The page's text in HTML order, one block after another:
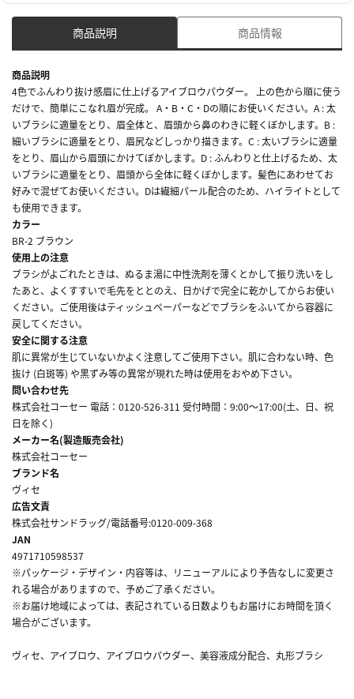
商品説明 商品情報
商品説明
4色でふんわり抜け感眉に仕上げるアイブロウパウダー。 上の色から順に使う
だけで、簡単にこなれ眉が完成。 A・B・C・Dの順にお使いください。A : 太
いブラシに適量をとり、眉全体と、眉頭から鼻のわきに軽くぼかします。B :
細いブラシに適量をとり、眉尻などしっかり描きます。C : 太いブラシに適量
をとり、眉山から眉頭にかけてぼかします。D : ふんわりと仕上げるため、太
いブラシに適量をとり、眉頭から全体に軽くぼかします。髪色にあわせてお
好みで混ぜてお使いください。Dは繊細パール配合のため、ハイライトとして
も使用できます。
カラー
BR-2 ブラウン
使用上の注意
ブラシがよごれたときは、ぬるま湯に中性洗剤を薄くとかして振り洗いをし
たあと、よくすすいで毛先をととのえ、日かげで完全に乾かしてからお使い
ください。ご使用後はティッシュペーパーなどでブラシをふいてから容器に
戻してください。
安全に関する注意
肌に異常が生じていないかよく注意してご使用下さい。肌に合わない時、色
抜け (白斑等) や黒ずみ等の異常が現れた時は使用をおやめ下さい。
問い合わせ先
株式会社コーセー 電話：0120-526-311 受付時間：9:00～17:00(土、日、祝
日を除く)
メーカー名(製造販売会社)
株式会社コーセー
ブランド名
ヴィセ
広告文責
株式会社サンドラッグ/電話番号:0120-009-368
JAN
4971710598537
※パッケージ・デザイン・内容等は、リニューアルにより予告なしに変更さ
れる場合がありますので、予めご了承ください。
※お届け地域によっては、表記されている日数よりもお届けにお時間を頂く
場合がございます。
ヴィセ、アイブロウ、アイブロウパウダー、美容液成分配合、丸形ブラシ